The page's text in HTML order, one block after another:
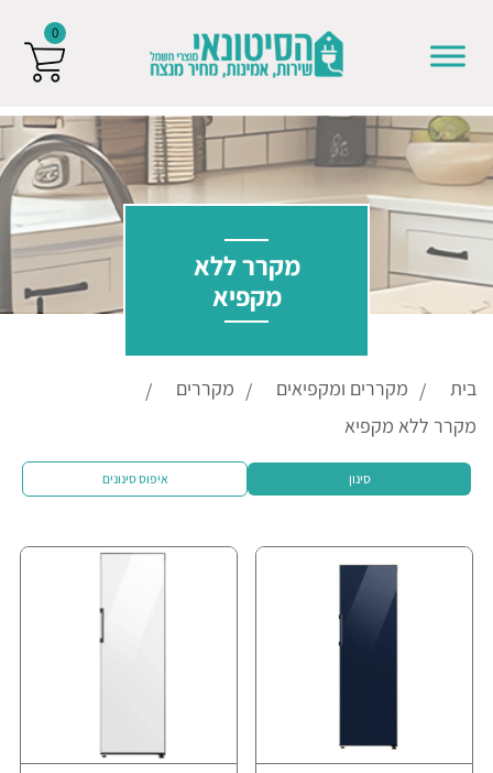
Skip to content
מקרר ללא
מקפיא
בית מקררים ומקפיאים
מקררים
מקרר ללא מקפיא
סינון איפוס סינונים
0